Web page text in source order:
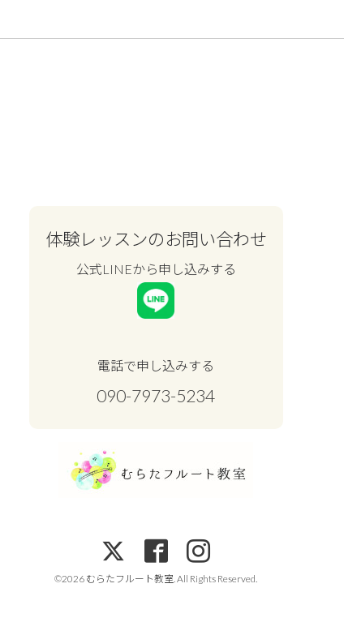
体験レッスンのお問い合わせ
公式LINEから申し込みする
電話で申し込みする
090-7973-5234
©2026 むらたフルート教室. All Rights Reserved.